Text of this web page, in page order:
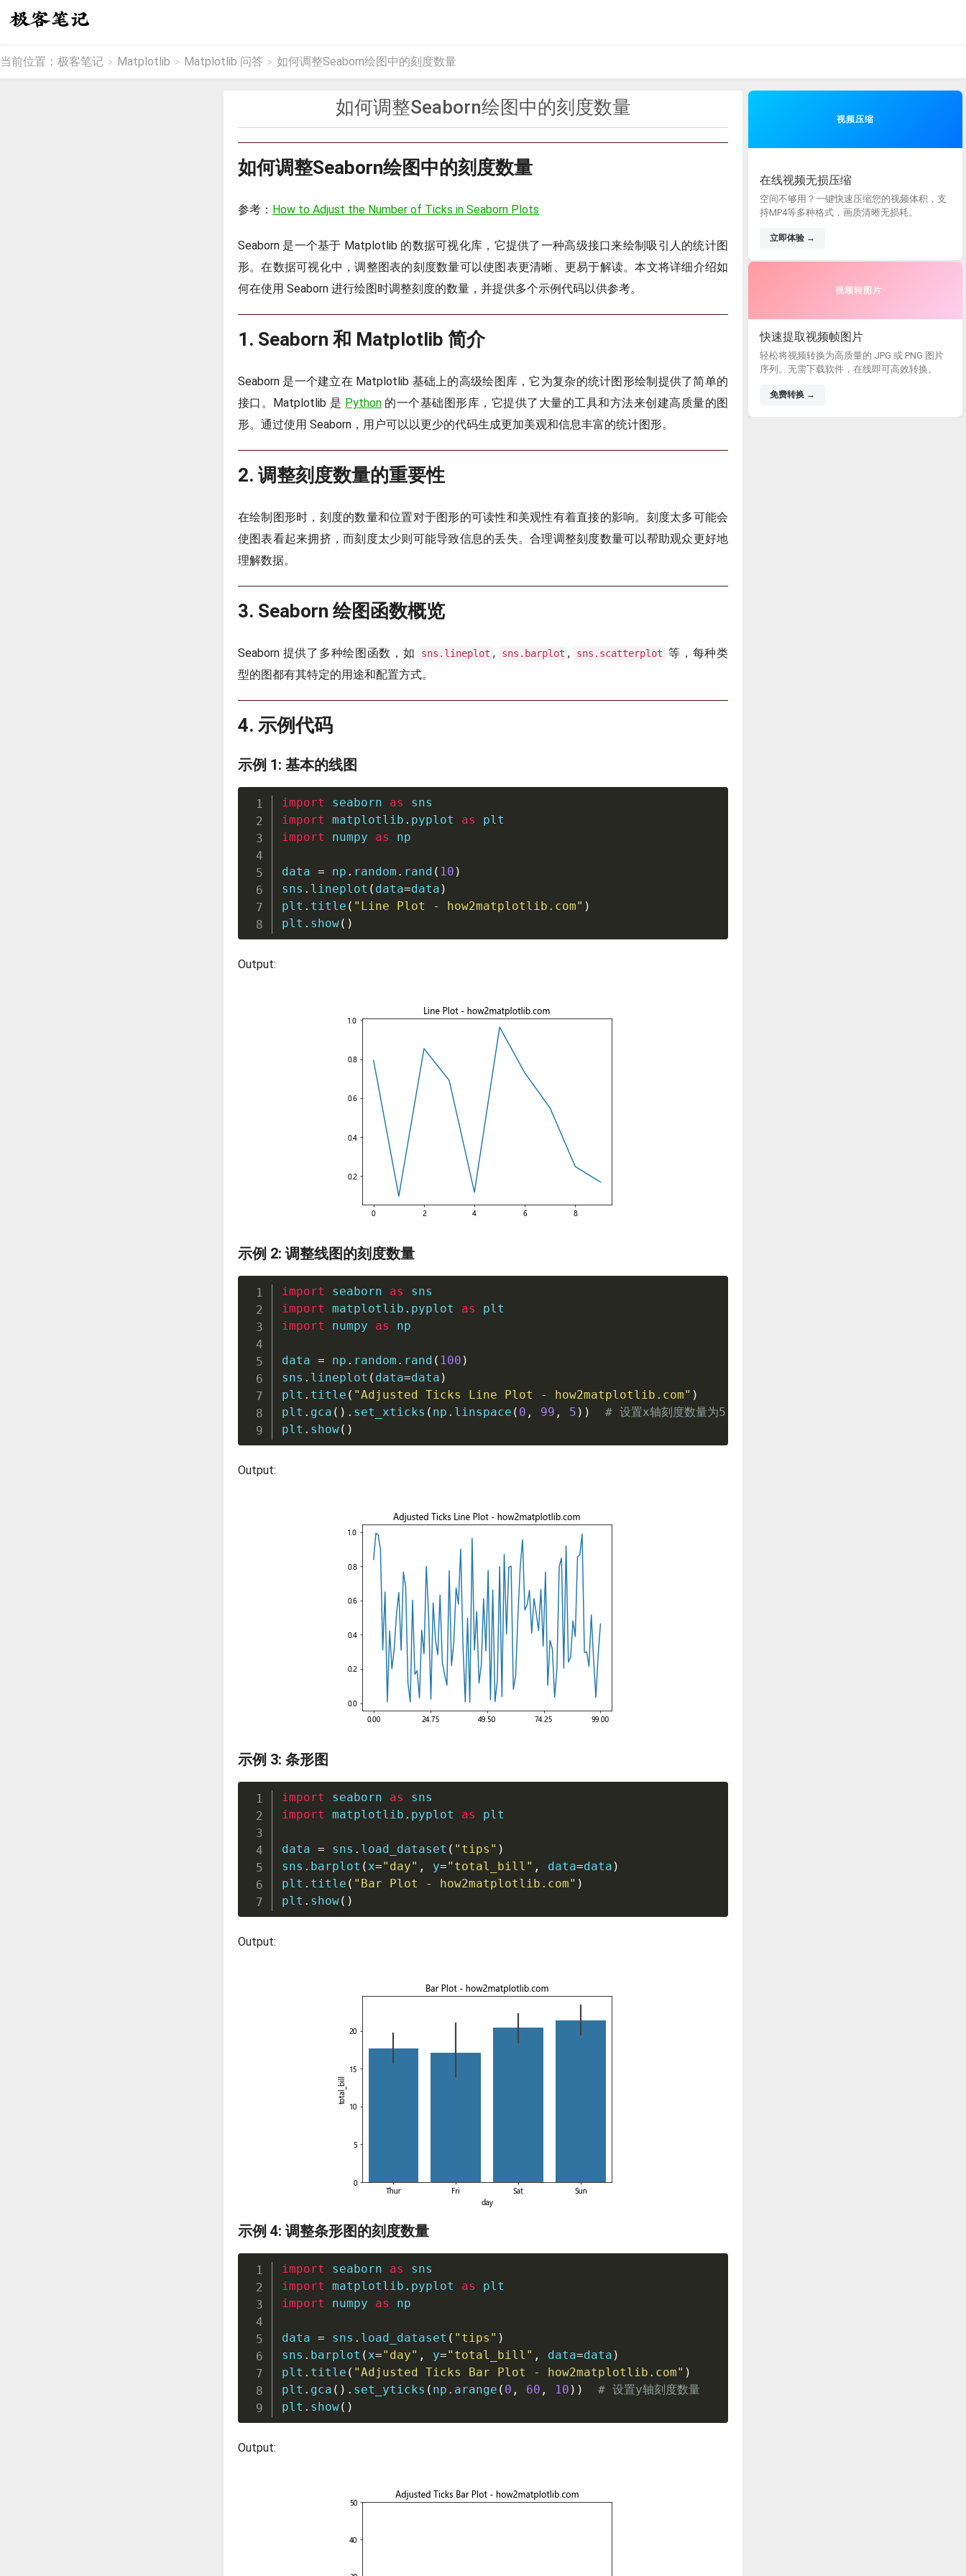
当前位置： 极客笔记 > Matplotlib > Matplotlib 问答 > 如何调整Seaborn绘图中的刻度数量
如何调整Seaborn绘图中的刻度数量
如何调整Seaborn绘图中的刻度数量
参考： How to Adjust the Number of Ticks in Seaborn Plots
Seaborn 是一个基于 Matplotlib 的数据可视化库，它提供了一种高级接口来绘制吸引人的统计图
形。在数据可视化中，调整图表的刻度数量可以使图表更清晰、更易于解读。本文将详细介绍如
何在使用 Seaborn 进行绘图时调整刻度的数量，并提供多个示例代码以供参考。
1. Seaborn 和 Matplotlib 简介
Seaborn 是一个建立在 Matplotlib 基础上的高级绘图库，它为复杂的统计图形绘制提供了简单的
接口。Matplotlib 是 Python的一个基础图形库，它提供了大量的工具和方法来创建高质量的图
形。通过使用 Seaborn，用户可以以更少的代码生成更加美观和信息丰富的统计图形。
2. 调整刻度数量的重要性
在绘制图形时，刻度的数量和位置对于图形的可读性和美观性有着直接的影响。刻度太多可能会
使图表看起来拥挤，而刻度太少则可能导致信息的丢失。合理调整刻度数量可以帮助观众更好地
理解数据。
3. Seaborn 绘图函数概览
Seaborn 提供了多种绘图函数，如 sns.lineplot , sns.barplot , sns.scatterplot 等，每种类
型的图都有其特定的用途和配置方式。
4. 示例代码
示例 1: 基本的线图
import seaborn as
import matplotlib . pyplot as
import numpy as np
data = np . random . rand ( 10 )
sns . lineplot ( data=data )
plt . title ( "Line Plot - how2matplotlib.com" )
plt . show( )
Output:
示例 2: 调整线图的刻度数量
import seaborn as
import matplotlib . pyplot as
import numpy as np
data = np . random . rand ( 100 )
sns . lineplot ( data=data )
plt . title ( "Adjusted Ticks Line Plot - how2matplotlib.com" )
plt . gca ( ) . set_xticks ( np . linspace ( 0 , 99 , 5 ) )
# 设置x轴刻度数量为5
plt . show( )
Output:
示例 3: 条形图
import seaborn as
import matplotlib . pyplot as plt
data = sns . load_dataset ( "tips" )
sns . barplot ( x="day" , y="total_bill" , data=data )
plt . title ( "Bar Plot - how2matplotlib.com" )
plt . show( )
Output:
示例 4: 调整条形图的刻度数量
import seaborn as
import matplotlib . pyplot as
import numpy as np
data = sns . load_dataset ( "tips" )
sns . barplot ( x="day" , y="total_bill" , data=data )
plt . title ( "Adjusted Ticks Bar Plot - how2matplotlib.com" )
plt . gca ( ) . set_yticks ( np . arange ( 0 , 60 , 10 ) )
# 设置y轴刻度数量
plt . show( )
Output:
视频压缩
在线视频无损压缩
空间不够用？一键快速压缩您的视频体积，支
持MP4等多种格式，画质清晰无损耗。
立即体验 →
视频转图片
快速提取视频帧图片
轻松将视频转换为高质量的 JPG 或 PNG 图片
序列。无需下载软件，在线即可高效转换。
免费转换 →